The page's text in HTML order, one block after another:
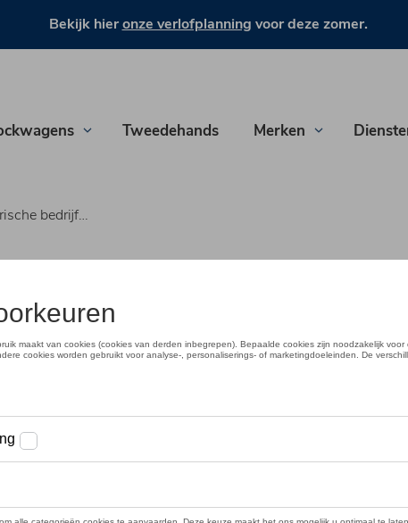
Bekijk hieronze verlofplanning voor deze zomer.
Tweedehands Merken